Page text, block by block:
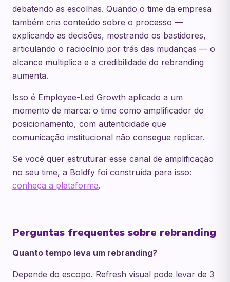
debatendo as escolhas. Quando o time da empresa
também cria conteúdo sobre o processo —
explicando as decisões, mostrando os bastidores,
articulando o raciocínio por trás das mudanças — o
alcance multiplica e a credibilidade do rebranding
aumenta.
Isso é Employee-Led Growth aplicado a um
momento de marca: o time como amplificador do
posicionamento, com autenticidade que
comunicação institucional não consegue replicar.
Se você quer estruturar esse canal de amplificação
no seu time, a Boldfy foi construída para isso:
conheça a plataforma.
Perguntas frequentes sobre rebranding
Quanto tempo leva um rebranding?
Depende do escopo. Refresh visual pode levar de 3